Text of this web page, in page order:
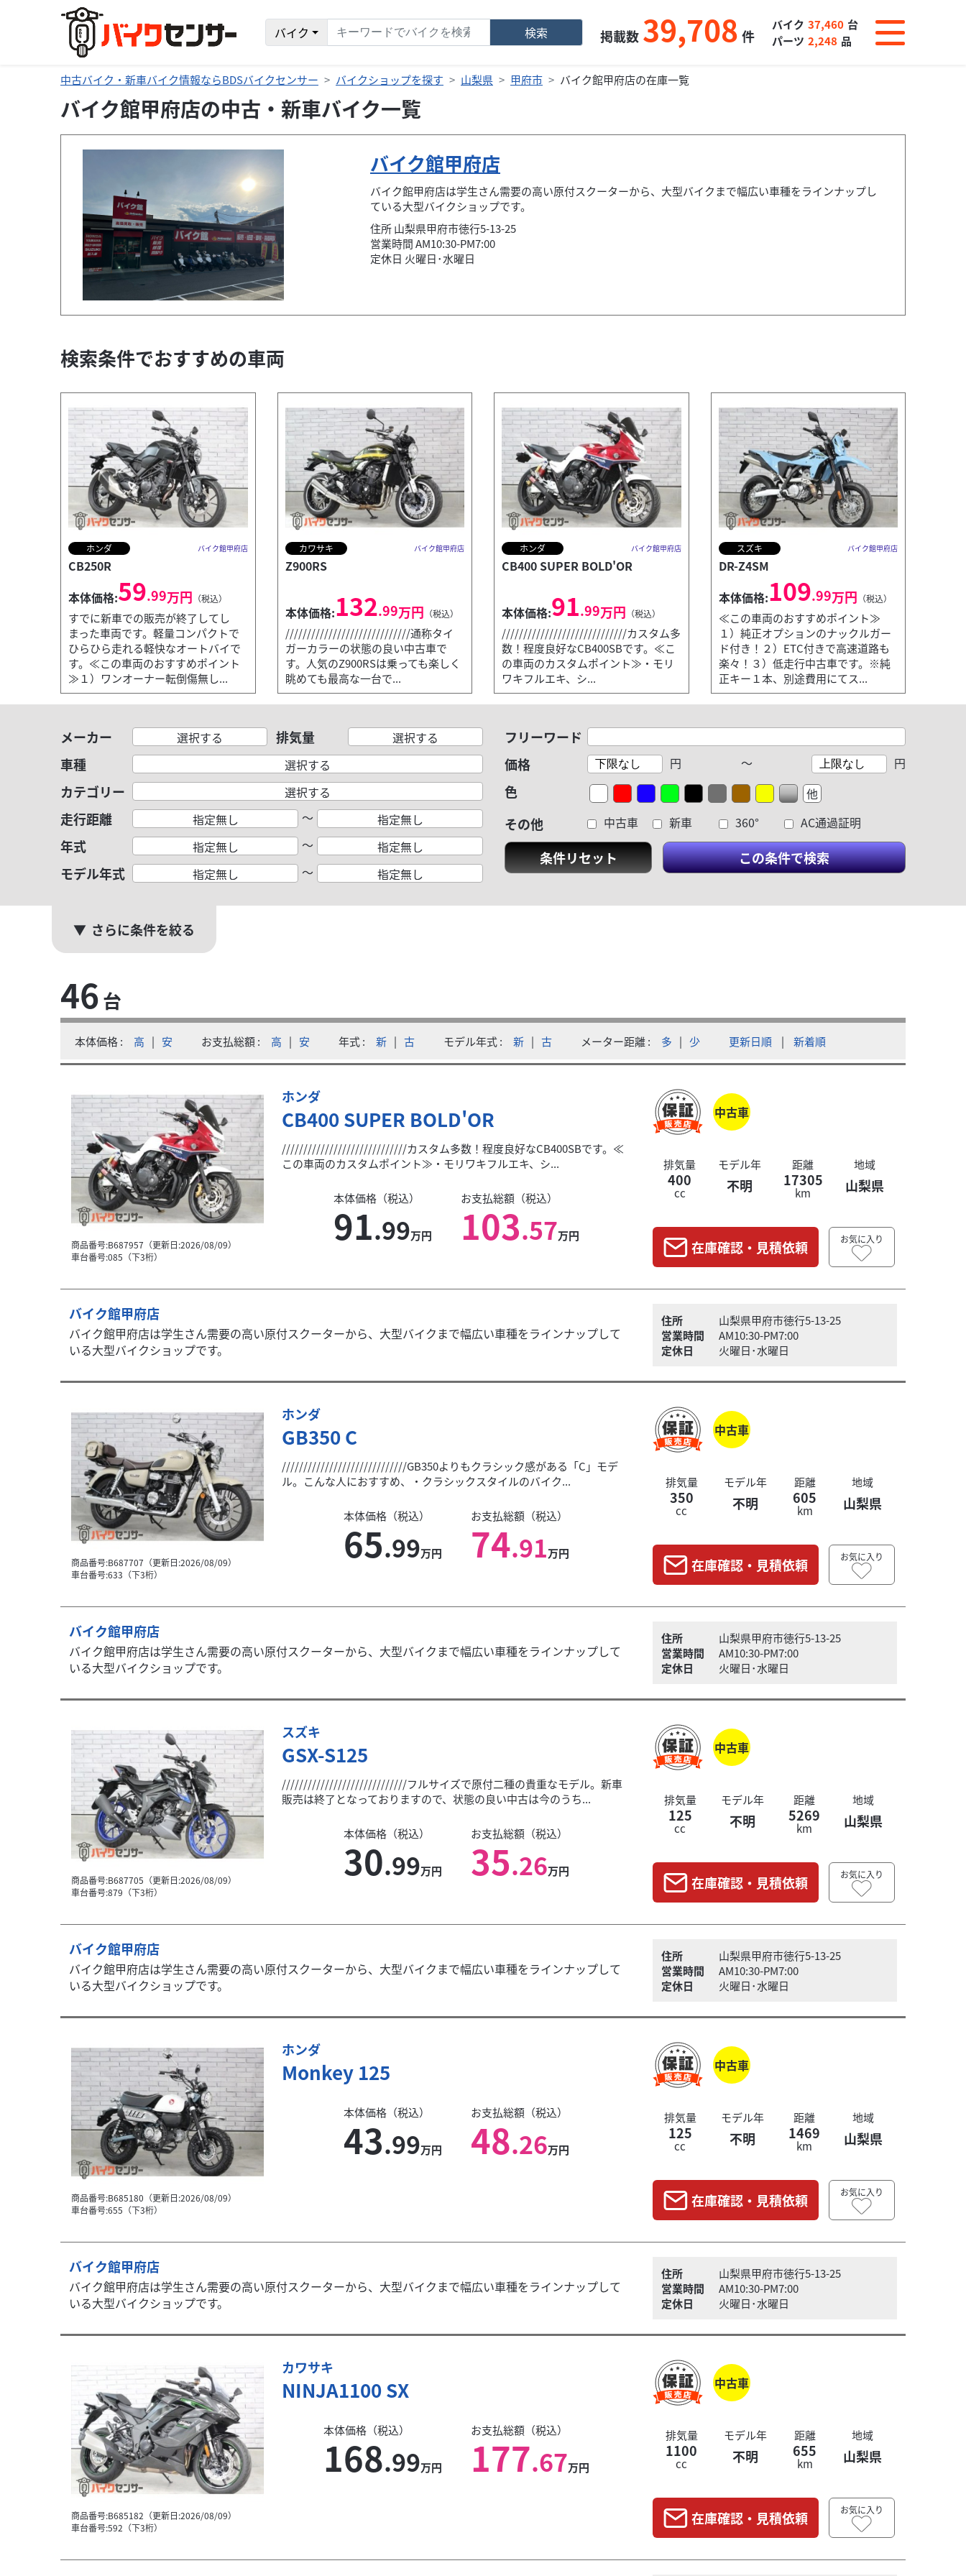
バイク 検索 掲載数 39,708 件
バイク 37,460 台
パーツ 2,248 品
中古バイク・新車バイク情報ならBDSバイクセンサー バイクショップを探す 山梨県 甲府市 バイク館甲府店の在庫一覧
バイク館甲府店の中古・新車バイク一覧
バイク館甲府店
バイク館甲府店は学生さん需要の高い原付スクーターから、大型バイクまで幅広い車種をラインナップし
ている大型バイクショップです。
住所山梨県甲府市徳行5-13-25
営業時間 AM10:30-PM7:00
定休日 火曜日･水曜日
検索条件でおすすめの車両
カワサキ バイク館甲府店
Z900RS
132
/////////////////////////////通称タイガーカラーの状態の良い中古車です。人気のZ900RSは乗っても楽しく眺めても最高な一台で...
ホンダ バイク館甲府店
CB250R
本体価格:59.99万円 （税込）
すでに新車での販売が終了してし
まった車両です。軽量コンパクトで
ひらひら走れる軽快なオートバイで
す。≪この車両のおすすめポイント
≫１）ワンオーナー転倒傷無し...
カワサキ バイク館甲府店
Z900RS
本体価格:132.99万円 （税込）
/////////////////////////////通称タイ
ガーカラーの状態の良い中古車で
す。人気のZ900RSは乗っても楽しく
眺めても最高な一台で...
ホンダ バイク館甲府店
CB400 SUPER BOLD'OR
本体価格:91.99万円 （税込）
/////////////////////////////カスタム多
数！程度良好なCB400SBです。≪こ
の車両のカスタムポイント≫・モリ
ワキフルエキ、シ...
スズキ バイク館甲府店
DR-Z4SM
本体価格:109.99万円 （税込）
≪この車両のおすすめポイント≫
１）純正オプションのナックルガー
ド付き！２）ETC付きで高速道路も
楽々！３）低走行中古車です。※純
正キー１本、別途費用にてス...
メーカー 選択する 排気量 選択する
車種 選択する
カテゴリー 選択する
走行距離 指定無し ～ 指定無し
年式 指定無し ～ 指定無し
モデル年式 指定無し ～ 指定無し
フリーワード
価格
円 ～ 円
色 他
その他 中古車 新車 360° AC通過証明
条件リセット この条件で検索
さらに条件を絞る
46台
本体価格 高 | 安 お支払総額 高 | 安 年式 新 | 古 モデル年式 新 | 古 メーター距離 多 | 少 更新日順 | 新着順
商品番号:B687957（更新日:2026/08/09）
車台番号:085（下3桁）
ホンダ
CB400 SUPER BOLD'OR
/////////////////////////////カスタム多数！程度良好なCB400SBです。≪
この車両のカスタムポイント≫・モリワキフルエキ、シ...
本体価格（税込）
91.99万円
お支払総額（税込）
103.57万円
中古車
排気量
400
cc
モデル年
不明
距離
17305
km
地域
山梨県
在庫確認・見積依頼 お気に入り
バイク館甲府店
バイク館甲府店は学生さん需要の高い原付スクーターから、大型バイクまで幅広い車種をラインナップして
いる大型バイクショップです。
住所
山梨県甲府市徳行5-13-25
営業時間
AM10:30-PM7:00
定休日
火曜日･水曜日
商品番号:B687707（更新日:2026/08/09）
車台番号:633（下3桁）
ホンダ
GB350 C
/////////////////////////////GB350よりもクラシック感がある「C」モデ
ル。こんな人におすすめ、・クラシックスタイルのバイク...
本体価格（税込）
65.99万円
お支払総額（税込）
74.91万円
中古車
排気量
350
cc
モデル年
不明
距離
605
km
地域
山梨県
在庫確認・見積依頼 お気に入り
バイク館甲府店
バイク館甲府店は学生さん需要の高い原付スクーターから、大型バイクまで幅広い車種をラインナップして
いる大型バイクショップです。
住所
山梨県甲府市徳行5-13-25
営業時間
AM10:30-PM7:00
定休日
火曜日･水曜日
商品番号:B687705（更新日:2026/08/09）
車台番号:879（下3桁）
スズキ
GSX-S125
/////////////////////////////フルサイズで原付二種の貴重なモデル。新車
販売は終了となっておりますので、状態の良い中古は今のうち...
本体価格（税込）
30.99万円
お支払総額（税込）
35.26万円
中古車
排気量
125
cc
モデル年
不明
距離
5269
km
地域
山梨県
在庫確認・見積依頼 お気に入り
バイク館甲府店
バイク館甲府店は学生さん需要の高い原付スクーターから、大型バイクまで幅広い車種をラインナップして
いる大型バイクショップです。
住所
山梨県甲府市徳行5-13-25
営業時間
AM10:30-PM7:00
定休日
火曜日･水曜日
商品番号:B685180（更新日:2026/08/09）
車台番号:655（下3桁）
ホンダ
Monkey 125
本体価格（税込）
43.99万円
お支払総額（税込）
48.26万円
中古車
排気量
125
cc
モデル年
不明
距離
1469
km
地域
山梨県
在庫確認・見積依頼 お気に入り
バイク館甲府店
バイク館甲府店は学生さん需要の高い原付スクーターから、大型バイクまで幅広い車種をラインナップして
いる大型バイクショップです。
住所
山梨県甲府市徳行5-13-25
営業時間
AM10:30-PM7:00
定休日
火曜日･水曜日
商品番号:B685182（更新日:2026/08/09）
車台番号:592（下3桁）
カワサキ
NINJA1100 SX
本体価格（税込）
168.99万円
お支払総額（税込）
177.67万円
中古車
排気量
1100
cc
モデル年
不明
距離
655
km
地域
山梨県
在庫確認・見積依頼 お気に入り